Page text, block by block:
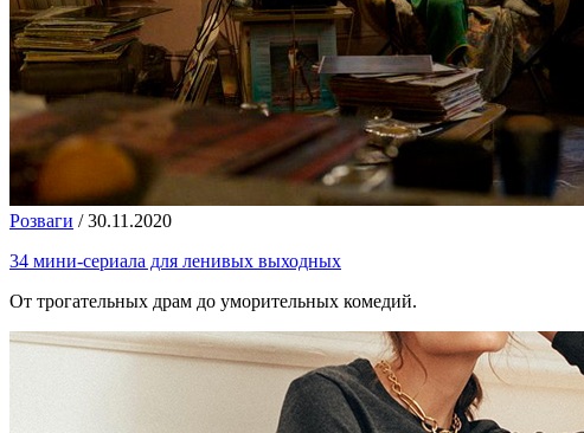
Розваги / 30.11.2020
34 мини-сериала для ленивых выходных
От трогательных драм до уморительных комедий.